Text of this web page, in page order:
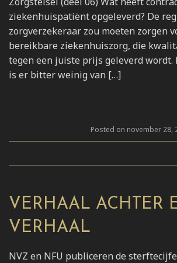
ziekenhuispatiënt opgeleverd? De
zorgverzekeraar zou moeten zorgen
bereikbare ziekenhuiszorg, die
tegen een juiste prijs geleverd wordt.
is er bitter weinig van […]
Posted on november 28,
VERHAAL ACHTER
VERHAAL
NVZ en NFU publiceren de